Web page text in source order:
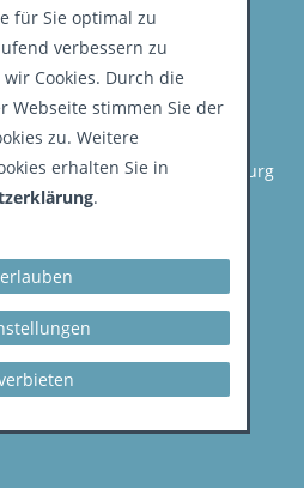
Vereinigung Land Brandenburg
für Sie optimal zu
verbessern zu
Cookies. Durch die
Webseite stimmen Sie der
zu. Weitere
erhalten Sie in
.
erlauben